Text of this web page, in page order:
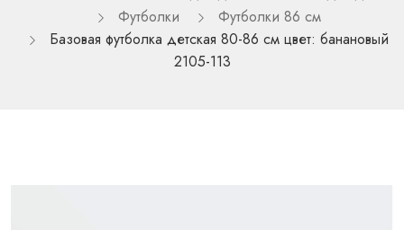
Футболки
Футболки 86 см
Базовая футболка детская 80-86 см цвет: банановый
2105-113